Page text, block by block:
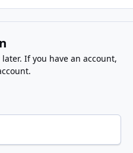
If you have an account,